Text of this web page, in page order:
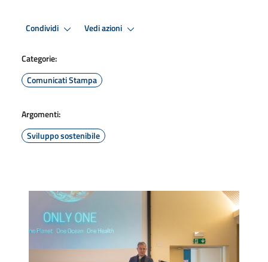
Condividi Vedi azioni
Categorie:
Comunicati Stampa
Argomenti:
Sviluppo sostenibile